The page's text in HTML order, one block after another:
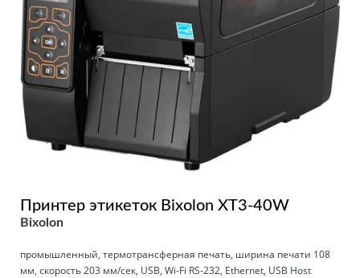
Принтер этикеток Bixolon XT3-40W
Bixolon
промышленный, термотрансферная печать, ширина печати 108
мм, скорость 203 мм/сек, USB, Wi-Fi RS-232, Ethernet, USB Host